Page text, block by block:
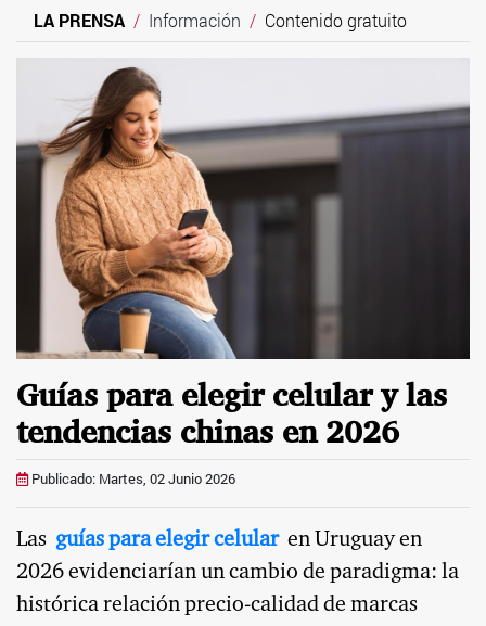
LA PRENSA Información Contenido gratuito
Guías para elegir celular y las
tendencias chinas en 2026
Publicado: Martes, 02 Junio 2026
Las guías para elegir celularen Uruguay en
2026 evidenciarían un cambio de paradigma: la
histórica relación precio-calidad de marcas